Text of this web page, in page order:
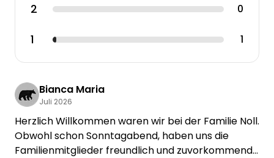
2 0
1 1
Bianca Maria
Juli 2026
Herzlich Willkommen waren wir bei der Familie Noll.
Obwohl schon Sonntagabend, haben uns die
Familienmitglieder freundlich und zuvorkommend